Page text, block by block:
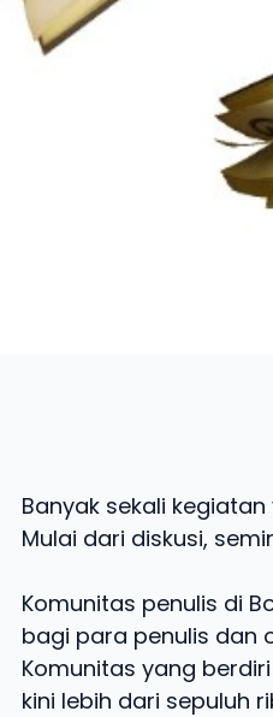
Banyak sekali
Mulai dari diskusi,
Komunitas penulis di
bagi para penulis dan
Komunitas yang
kini lebih dari sepuluh